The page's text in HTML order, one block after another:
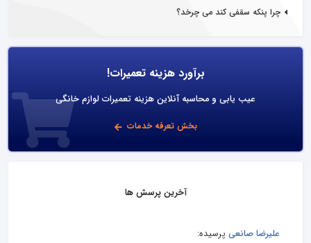
چرا پنکه سقفی کند می‌ چرخد؟
برآورد هزینه تعمیرات!
عیب یابی و محاسبه آنلاین هزینه تعمیرات لوازم خانگی
بخش تعرفه خدمات
آخرین پرسش ها
علیرضا صانعی پرسیده: